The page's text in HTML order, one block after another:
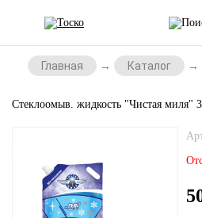
Главная Каталог
Стеклоомыв. жидкость "Чистая миля"